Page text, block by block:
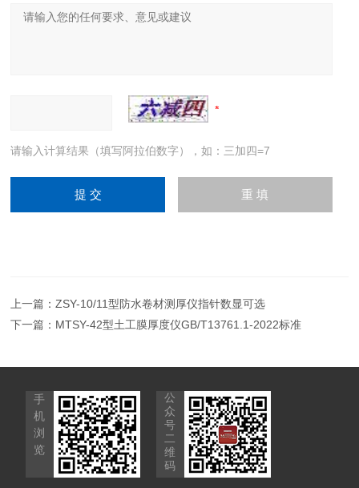
请输入计算结果（填写阿拉伯数字），如：三加四=7
上一篇：ZSY-10/11型防水卷材测厚仪指针数显可选
下一篇： MTSY-42型土工膜厚度仪GB/T13761.1-2022标准
手
机
浏
览
公
众
号
二
维
码